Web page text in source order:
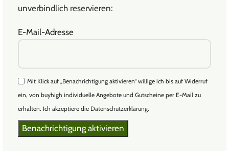
unverbindlich reservieren:
E-Mail-Adresse
Mit Klick auf „Benachrichtigung aktivieren“ willige ich bis auf Widerruf
ein, von buyhigh individuelle Angebote und Gutscheine per E-Mail zu
erhalten. Ich akzeptiere die Datenschutzerklärung.